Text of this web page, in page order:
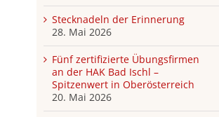
Stecknadeln der Erinnerung
28. Mai 2026
Fünf zertifizierte Übungsfirmen
an der HAK Bad Ischl –
Spitzenwert in Oberösterreich
20. Mai 2026